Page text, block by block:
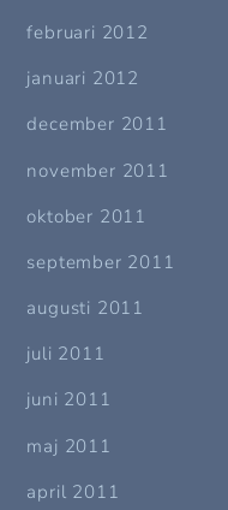
februari 2012
januari 2012
december 2011
november 2011
oktober 2011
september 2011
augusti 2011
juli 2011
juni 2011
maj 2011
april 2011